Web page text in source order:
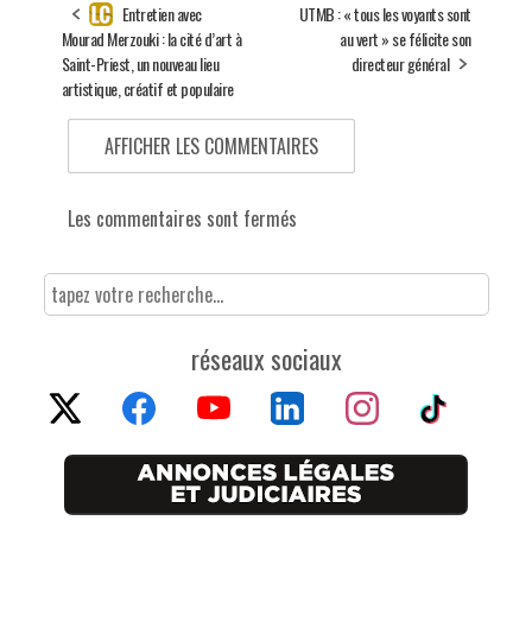
Entretien avec
Mourad Merzouki : la cité d’art à
Saint-Priest, un nouveau lieu
artistique, créatif et populaire
UTMB : « tous les voyants sont
au vert » se félicite son
directeur général
AFFICHER LES COMMENTAIRES
Les commentaires sont fermés
réseaux sociaux